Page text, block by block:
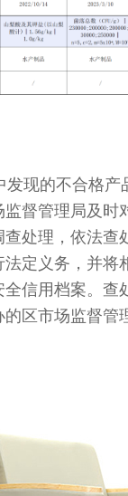
现的不合格产
督管理局及时
查处理，依法查
定义务，并将
全信用档案。查
区市场监督管